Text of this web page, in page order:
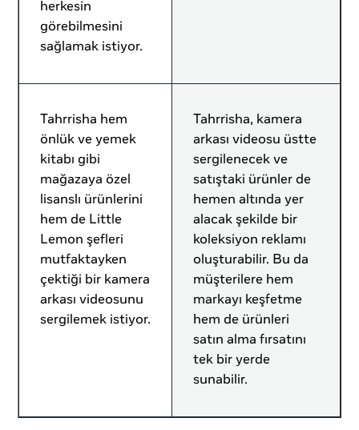
herkesin
görebilmesini
sağlamak istiyor.
Tahrrisha hem
önlük ve yemek
kitabı gibi
mağazaya özel
lisanslı ürünlerini
hem de Little
Lemon şefleri
mutfaktayken
çektiği bir kamera
arkası videosunu
sergilemek istiyor.
Tahrrisha, kamera
arkası videosu üstte
sergilenecek ve
satıştaki ürünler de
hemen altında yer
alacak şekilde bir
koleksiyon reklamı
oluşturabilir. Bu da
müşterilere hem
markayı keşfetme
hem de ürünleri
satın alma fırsatını
tek bir yerde
sunabilir.